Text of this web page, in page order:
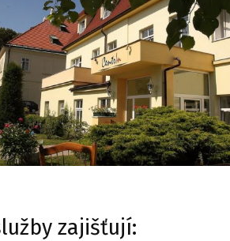
zajišťují: